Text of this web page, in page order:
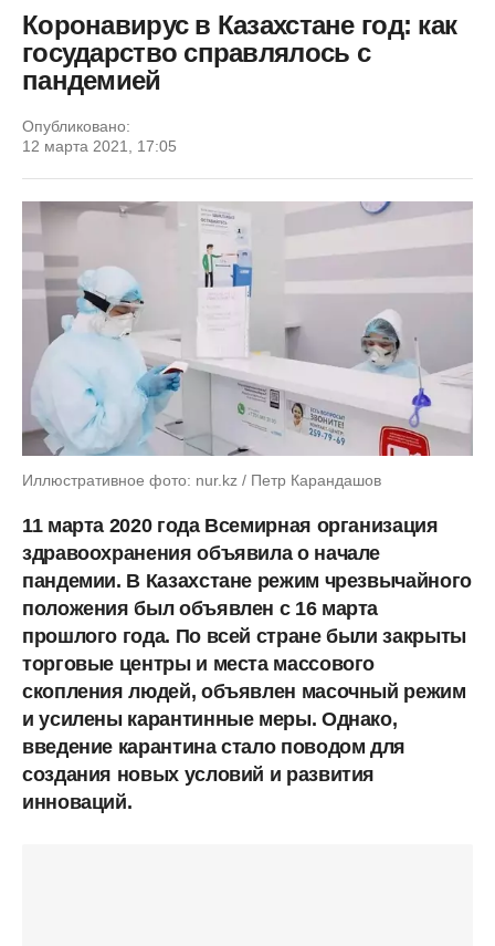
Коронавирус в Казахстане год: как
государство справлялось с
пандемией
Опубликовано:
12 марта 2021, 17:05
Иллюстративное фото: nur.kz / Петр Карандашов
11 марта 2020 года Всемирная организация
здравоохранения объявила о начале
пандемии. В Казахстане режим чрезвычайного
положения был объявлен с 16 марта
прошлого года. По всей стране были закрыты
торговые центры и места массового
скопления людей, объявлен масочный режим
и усилены карантинные меры. Однако,
введение карантина стало поводом для
создания новых условий и развития
инноваций.